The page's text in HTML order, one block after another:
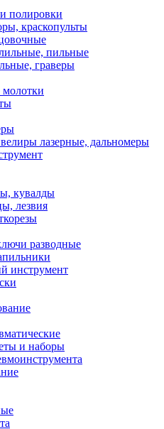
полировки
краскопульты
пильные
граверы
лазерные, дальномеры
кувалды
лезвия
разводные
инструмент
и наборы